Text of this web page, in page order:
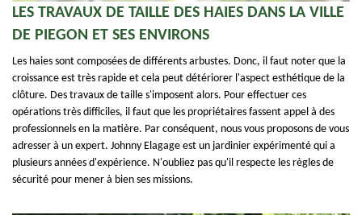
LES TRAVAUX DE TAILLE DES HAIES DANS LA VILLE
DE PIEGON ET SES ENVIRONS
Les haies sont composées de différents arbustes. Donc, il faut noter que la
croissance est très rapide et cela peut détériorer l'aspect esthétique de la
clôture. Des travaux de taille s'imposent alors. Pour effectuer ces
opérations très difficiles, il faut que les propriétaires fassent appel à des
professionnels en la matière. Par conséquent, nous vous proposons de vous
adresser à un expert. Johnny Elagage est un jardinier expérimenté qui a
plusieurs années d'expérience. N'oubliez pas qu'il respecte les règles de
sécurité pour mener à bien ses missions.